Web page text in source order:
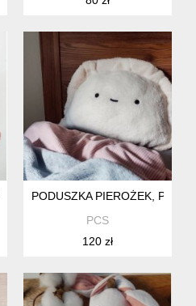
SENSORYCZNA
PODUSZKA PIEROŻEK,
PCS
120 zł